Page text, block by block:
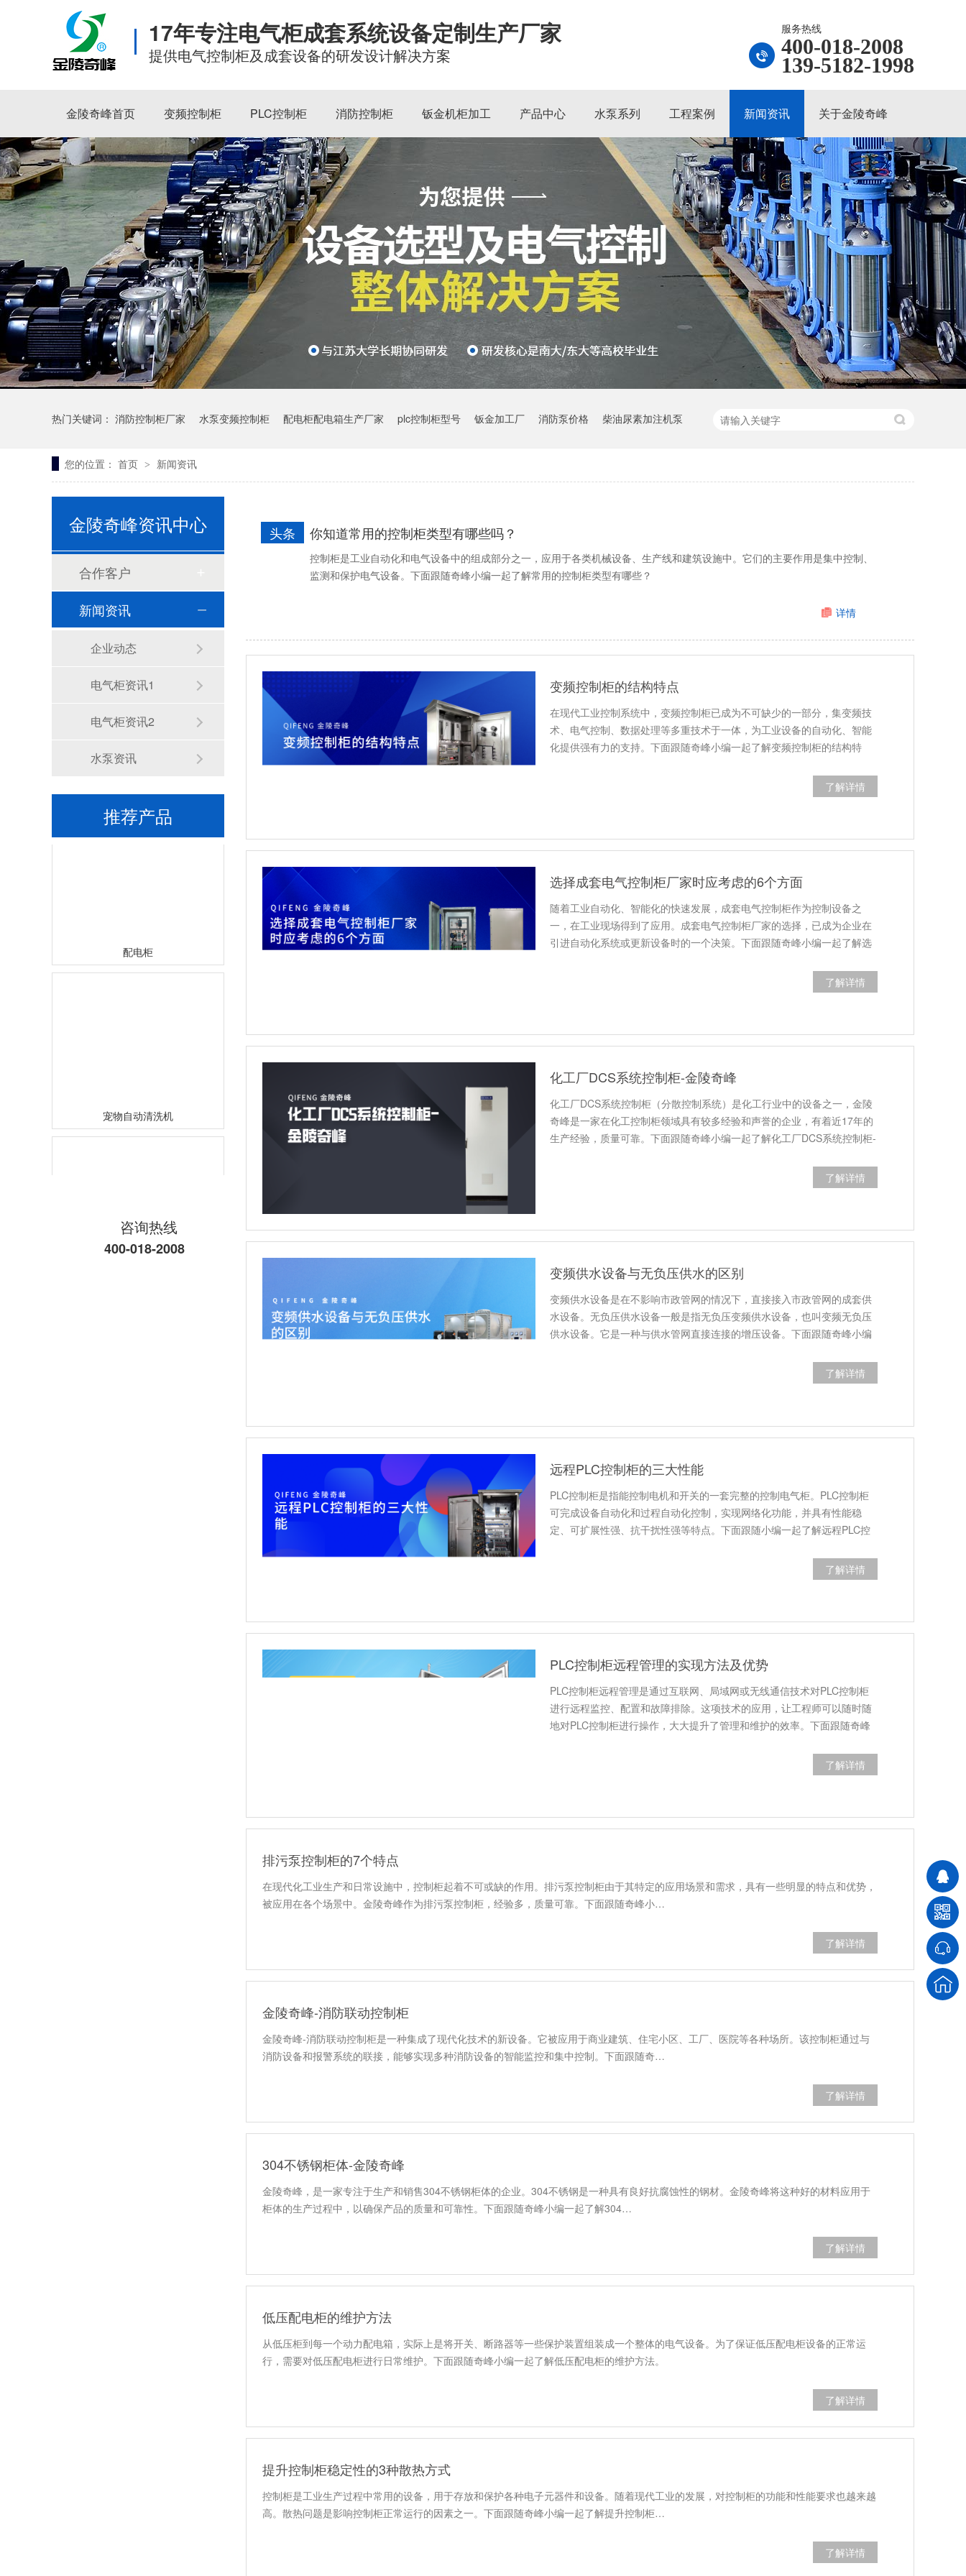
17年专注电气柜成套系统设备定制生产厂家
提供电气控制柜及成套设备的研发设计解决方案
服务热线
400-018-2008
139-5182-1998
金陵奇峰首页 变频控制柜 PLC控制柜 消防控制柜 钣金机柜加工 产品中心 水泵系列 工程案例 新闻资讯 关于金陵奇峰
热门关键词： 消防控制柜厂家 水泵变频控制柜 配电柜配电箱生产厂家 plc控制柜型号 钣金加工厂 消防泵价格 柴油尿素加注机泵
您的位置： 首页 > 新闻资讯
你知道常用的控制柜类型有哪些吗？
头条
控制柜是工业自动化和电气设备中的组成部分之一，应用于各类机械设备、生产线和建筑设施中。它们的主要作用是集中控制、
监测和保护电气设备。下面跟随奇峰小编一起了解常用的控制柜类型有哪些？
详情
变频控制柜的结构特点
在现代工业控制系统中，变频控制柜已成为不可缺少的一部分，集变频技
术、电气控制、数据处理等多重技术于一体，为工业设备的自动化、智能
化提供强有力的支持。下面跟随奇峰小编一起了解变频控制柜的结构特
了解详情
选择成套电气控制柜厂家时应考虑的6个方面
随着工业自动化、智能化的快速发展，成套电气控制柜作为控制设备之
一，在工业现场得到了应用。成套电气控制柜厂家的选择，已成为企业在
引进自动化系统或更新设备时的一个决策。下面跟随奇峰小编一起了解选
了解详情
化工厂DCS系统控制柜-金陵奇峰
化工厂DCS系统控制柜（分散控制系统）是化工行业中的设备之一，金陵
奇峰是一家在化工控制柜领域具有较多经验和声誉的企业，有着近17年的
生产经验，质量可靠。下面跟随奇峰小编一起了解化工厂DCS系统控制柜-
了解详情
变频供水设备与无负压供水的区别
变频供水设备是在不影响市政管网的情况下，直接接入市政管网的成套供
水设备。无负压供水设备一般是指无负压变频供水设备，也叫变频无负压
供水设备。它是一种与供水管网直接连接的增压设备。下面跟随奇峰小编
了解详情
远程PLC控制柜的三大性能
PLC控制柜是指能控制电机和开关的一套完整的控制电气柜。PLC控制柜
可完成设备自动化和过程自动化控制，实现网络化功能，并具有性能稳
定、可扩展性强、抗干扰性强等特点。下面跟随小编一起了解远程PLC控
了解详情
PLC控制柜远程管理的实现方法及优势
PLC控制柜远程管理是通过互联网、局域网或无线通信技术对PLC控制柜
进行远程监控、配置和故障排除。这项技术的应用，让工程师可以随时随
地对PLC控制柜进行操作，大大提升了管理和维护的效率。下面跟随奇峰
了解详情
在现代化工业生产和日常设施中，控制柜起着不可或缺的作用。排污泵控
制柜由于其特定的应用场景和需求，具有一些明显的特点和优势，被应用
金陵奇峰-消防联动控制柜
金陵奇峰-消防联动控制柜是一种集成了现代化技术的新设备。它被应用于商业建筑、住宅小区、工厂、医院等各种场所。该控制柜通过与
了解详情
304不锈钢柜体-金陵奇峰
金陵奇峰，是一家专注于生产和销售304不锈钢柜体的企业。304不锈钢是一种具有良好抗腐蚀性的钢材。金陵奇峰将这种好的材料应用于
了解详情
低压配电柜的维护方法
从低压柜到每一个动力配电箱，实际上是将开关、断路器等一些保护装置组装成一个整体的电气设备。为了保证低压配电柜设备的正常运
了解详情
提升控制柜稳定性的3种散热方式
控制柜是工业生产过程中常用的设备，用于存放和保护各种电子元器件和设备。随着现代工业的发展，对控制柜的功能和性能要求也越来越
金陵奇峰资讯中心
合作客户
新闻资讯
企业动态
电气柜资讯1
电气柜资讯2
水泵资讯
推荐产品
镜面控制柜
咨询热线
400-018-2008